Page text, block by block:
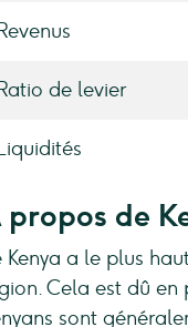
Revenus
Ratio de levier
Liquidités
propos de
Kenya a le plus
Cela est dû
sont